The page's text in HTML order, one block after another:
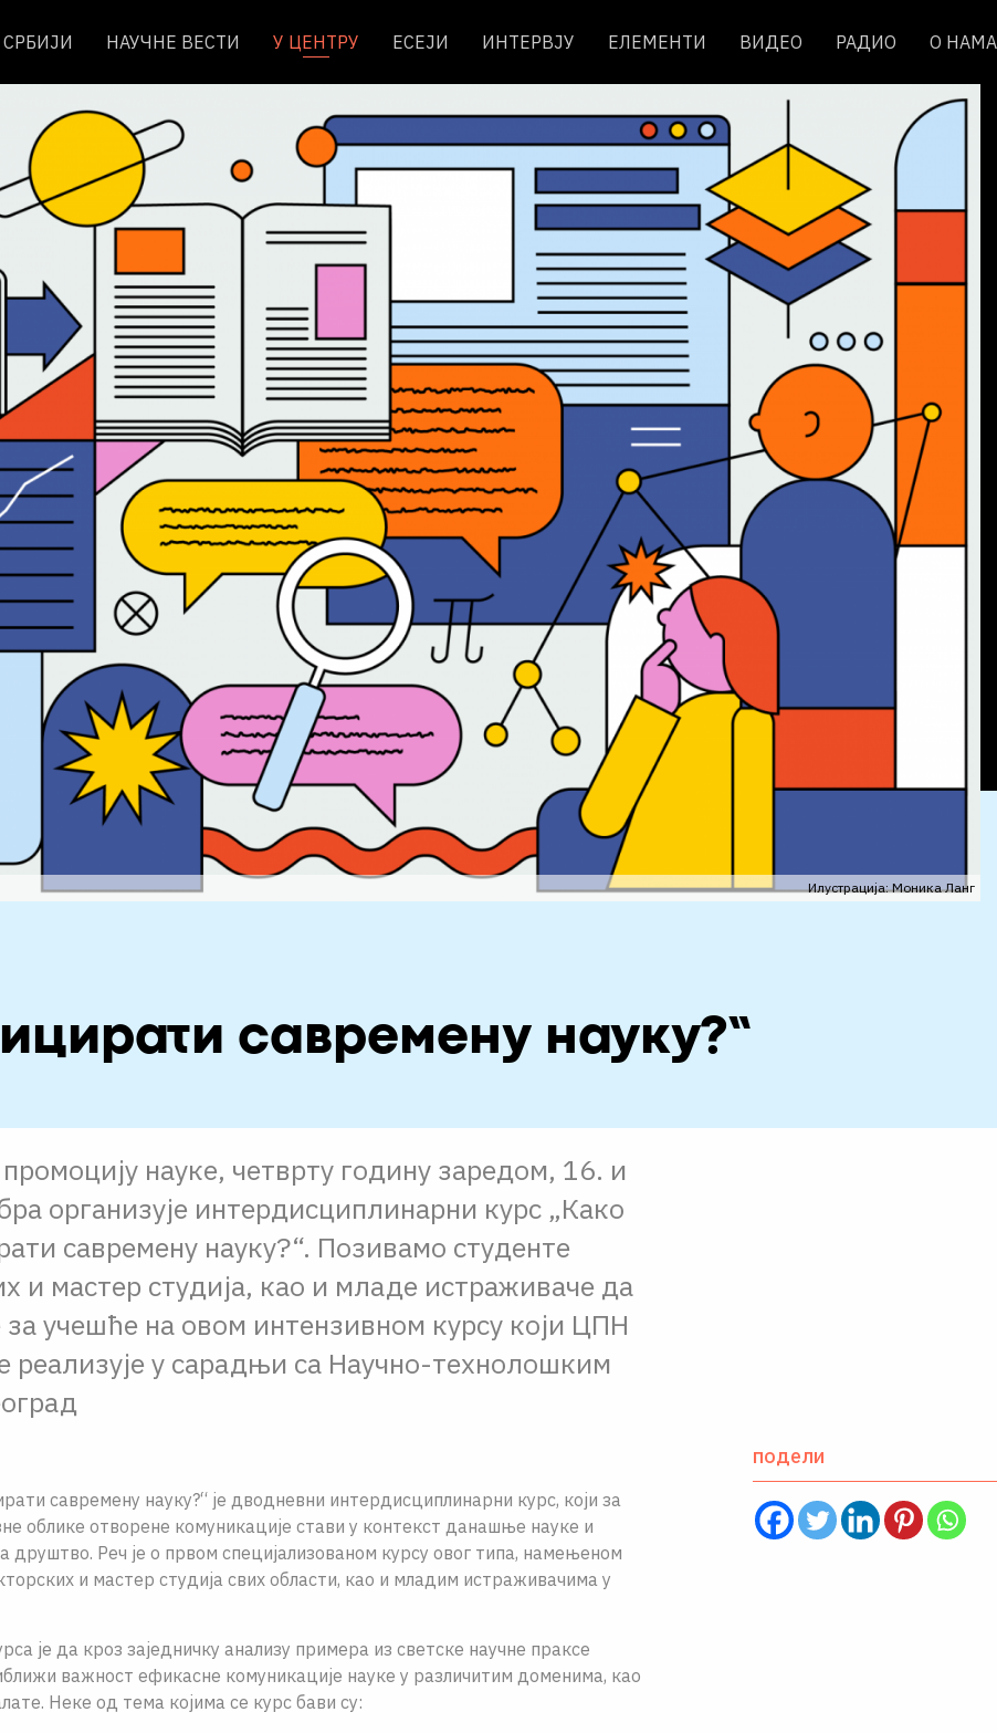
НАУЧНЕ ВЕСТИ У ЦЕНТРУ ЕСЕЈИ ИНТЕРВЈУ ЕЛЕМЕНТИ ВИДЕО РАДИО О НАМА
Илустрација: Моника Ланг
савремену науку?“
науке, четврту годину заредом, 16. и
организује интердисциплинарни курс „Како
савремену науку?“. Позивамо студенте
и мастер студија, као и младе истраживаче да
за учешће на овом интензивном курсу који ЦПН
реализује у сарадњи са Научно-технолошким
савремену науку?“ је дводневни интердисциплинарни курс, који за
облике отворене комуникације стави у контекст данашње науке и
друштво. Реч је о првом специјализованом курсу овог типа, намењеном
и мастер студија свих области, као и младим истраживачима у
је да кроз заједничку анализу примера из светске научне праксе
важност ефикасне комуникације науке у различитим доменима, као
Неке од тема којима се курс бави су:
подели